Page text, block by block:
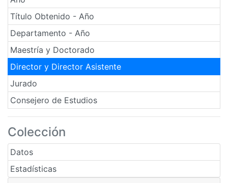
Título Obtenido - Año
Departamento - Año
Maestría y Doctorado
Director y Director Asistente
Jurado
Consejero de Estudios
Colección
Datos
Estadísticas